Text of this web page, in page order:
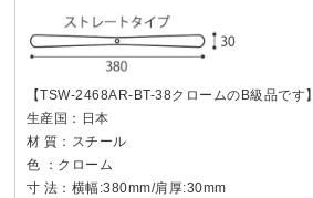
【TSW-2468AR-BT-38クロームのB級品です】
生産国：日本
材 質：スチール
色 ：クローム
寸 法：横幅:380mm/肩厚:30mm